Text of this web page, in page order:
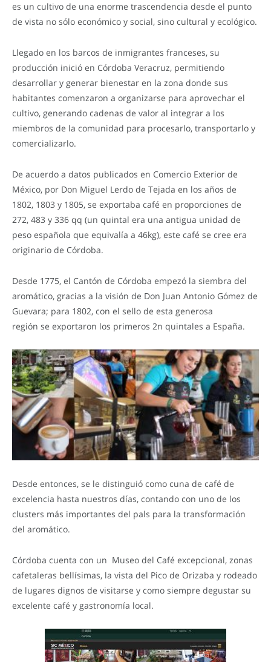
es un cultivo de una enorme trascendencia desde el punto
de vista no sólo económico y social, sino cultural y ecológico.
Llegado en los barcos de inmigrantes franceses, su
producción inició en Córdoba Veracruz, permitiendo
desarrollar y generar bienestar en la zona donde sus
habitantes comenzaron a organizarse para aprovechar el
cultivo, generando cadenas de valor al integrar a los
miembros de la comunidad para procesarlo, transportarlo y
comercializarlo.
De acuerdo a datos publicados en Comercio Exterior de
México, por Don Miguel Lerdo de Tejada en los años de
1802, 1803 y 1805, se exportaba café en proporciones de
272, 483 y 336 qq (un quintal era una antigua unidad de
peso española que equivalía a 46kg), este café se cree era
originario de Córdoba.
Desde 1775, el Cantón de Córdoba empezó la siembra del
aromático, gracias a la visión de Don Juan Antonio Gómez de
Guevara; para 1802, con el sello de esta generosa
región se exportaron los primeros 2n quintales a España.
Desde entonces, se le distinguió como cuna de café de
excelencia hasta nuestros días, contando con uno de los
clusters más importantes del pals para la transformación
del aromático.
Córdoba cuenta con un Museo del Café excepcional, zonas
cafetaleras bellísimas, la vista del Pico de Orizaba y rodeado
de lugares dignos de visitarse y como siempre degustar su
excelente café y gastronomía local.